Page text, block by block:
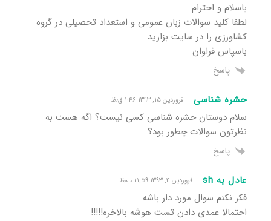
باسلام و احترام
لطفا کلید سوالات زبان عمومی و استعداد تحصیلی در گروه
کشاورزی را در سایت بزارید
باسپاس فراوان
پاسخ
حشره شناسی فروردین ۱۵, ۱۳۹۳ ۱:۴۶ ق٫ظ
سلام دوستان حشره شناسی کسی نیست؟ اگه هست به
نظرتون سوالات چطور بود؟
پاسخ
عادل به sh فروردین ۴, ۱۳۹۳ ۱۱:۵۹ ب٫ظ
فکر نکنم سوال مورد دار باشه
احتمالا عمدی دادن تست هوشه بالاخره!!!!!